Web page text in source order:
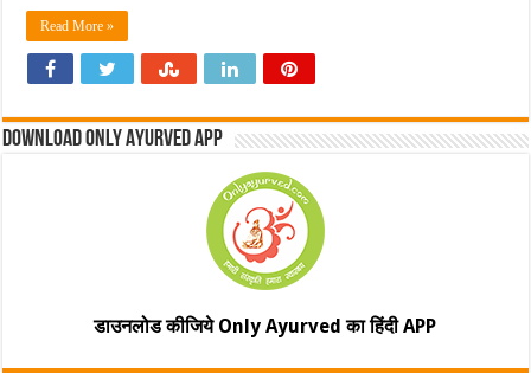
Read More »
Download Only Ayurved App
डाउनलोड कीजिये Only Ayurved का हिंदी APP